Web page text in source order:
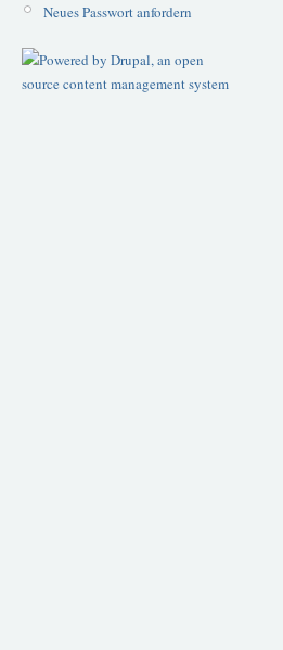
Neues Passwort anfordern